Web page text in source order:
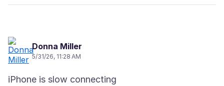
Donna Miller
5/31/26, 11:28 AM